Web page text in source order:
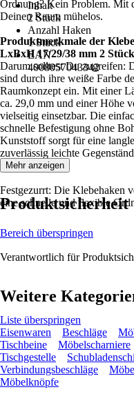
Inhalt
2 Stück
Anzahl Haken
1 Stück
EAN
4008057043342
Ordnung? Kein Problem. Mit
Deinen Raum mühelos.
Produktmerkmale der
LxBxH 17/29/38 mm 2 Stück
Darum solltest Du zugreifen:
sind durch ihre weiße Farbe
Raumkonzept ein. Mit einer
ca. 29,0 mm und einer Höhe
vielseitig einsetzbar. Die
schnelle Befestigung ohne
Kunststoff sorgt für eine
zuverlässig leichte
Jacken.
Festgezurrt: Die Klebehaken
eine schnelle und flexible
Mehr anzeigen
Produktsicherheit
Bereich überspringen
Verantwortlich für
Weitere
Liste überspringen
Eisenwaren
Beschläge
Tischbeine
Möbelscharniere
Tischgestelle
Verbindungsbeschläge
Möbelknöpfe